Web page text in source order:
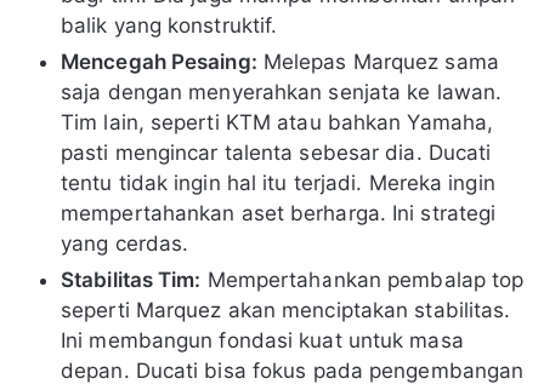
balik yang konstruktif.
Mencegah Pesaing: Melepas Marquez sama
saja dengan menyerahkan senjata ke lawan.
Tim lain, seperti KTM atau bahkan Yamaha,
pasti mengincar talenta sebesar dia. Ducati
tentu tidak ingin hal itu terjadi. Mereka ingin
mempertahankan aset berharga. Ini strategi
yang cerdas.
Stabilitas Tim: Mempertahankan pembalap top
seperti Marquez akan menciptakan stabilitas.
Ini membangun fondasi kuat untuk masa
depan. Ducati bisa fokus pada pengembangan